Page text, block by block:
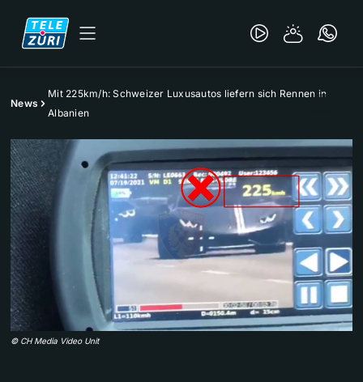
News
Mit 225km/h: Schweizer Luxusautos liefern sich Rennen in
Albanien
© CH Media Video Unit